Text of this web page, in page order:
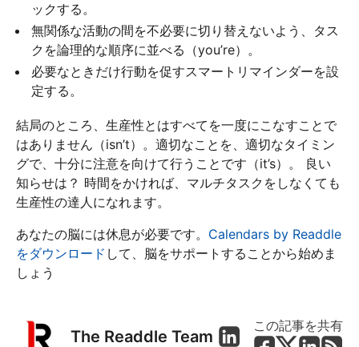
ックする。
無関係な活動の間を不必要に切り替えないよう、タス
クを論理的な順序に並べる（you’re）。
必要なときだけ行動を促すスマートリマインダーを設
定する。
結局のところ、生産性とはすべてを一度にこなすことで
はありません（isn’t）。適切なことを、適切なタイミン
グで、十分に注意を向けて行うことです（it’s）。 良い
知らせは？ 時間をかければ、マルチタスクをしなくても
生産性の達人になれます。
あなたの脳には休息が必要です。 Calendars by Readdle
をダウンロード して、脳をサポートすることから始めま
しょう
The Readdle Team
この記事を共有